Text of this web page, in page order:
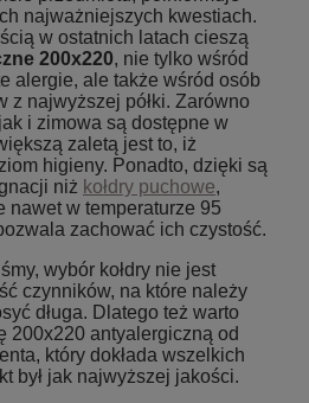
najważniejszych kwestiach.
w ostatnich latach cieszą
200x220, nie tylko wśród
alergie, ale także wśród osób
z najwyższej półki. Zarówno
i zimowa są dostępne w
zaletą jest to, iż
higieny. Ponadto, dzięki są
niż kołdry puchowe,
nawet w temperaturze 95
zachować ich czystość.
wybór kołdry nie jest
czynników, na które należy
długa. Dlatego też warto
200x220 antyalergiczną od
który dokłada wszelkich
był jak najwyższej jakości.